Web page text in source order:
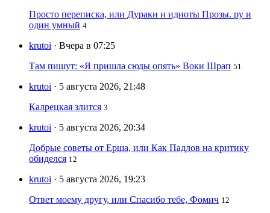
Просто переписка, или Дураки и идиоты Прозы. ру и
один умный 4
krutoi · Вчера в 07:25
Там пишут: «Я пришла сюды опять» Воки Шрап 51
krutoi · 5 августа 2026, 21:48
Калрецкая злится 3
krutoi · 5 августа 2026, 20:34
Добрые советы от Ерша, или Как Падлов на критику
обиделся 12
krutoi · 5 августа 2026, 19:23
Ответ моему другу, или Спасибо тебе, Фомич 12